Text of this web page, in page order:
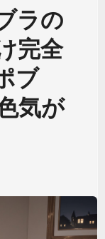
ラの
完全
ブ
気が